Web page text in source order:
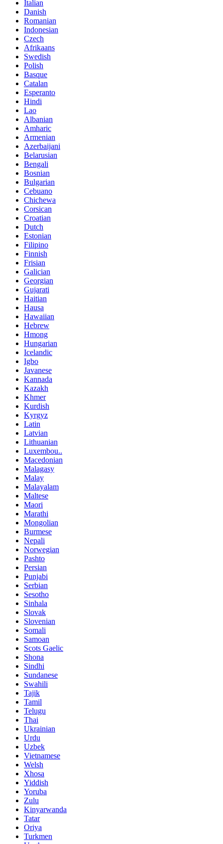
Italian
Danish
Romanian
Indonesian
Czech
Afrikaans
Swedish
Polish
Basque
Catalan
Esperanto
Hindi
Lao
Albanian
Amharic
Armenian
Azerbaijani
Belarusian
Bengali
Bosnian
Bulgarian
Cebuano
Chichewa
Corsican
Croatian
Dutch
Estonian
Filipino
Finnish
Frisian
Galician
Georgian
Gujarati
Haitian
Hausa
Hawaiian
Hebrew
Hmong
Hungarian
Icelandic
Igbo
Javanese
Kannada
Kazakh
Khmer
Kurdish
Kyrgyz
Latin
Latvian
Lithuanian
Luxembou..
Macedonian
Malagasy
Malay
Malayalam
Maltese
Maori
Marathi
Mongolian
Burmese
Nepali
Norwegian
Pashto
Persian
Punjabi
Serbian
Sesotho
Sinhala
Slovak
Slovenian
Somali
Samoan
Scots Gaelic
Shona
Sindhi
Sundanese
Swahili
Tajik
Tamil
Telugu
Thai
Ukrainian
Urdu
Uzbek
Vietnamese
Welsh
Xhosa
Yiddish
Yoruba
Zulu
Kinyarwanda
Tatar
Oriya
Turkmen